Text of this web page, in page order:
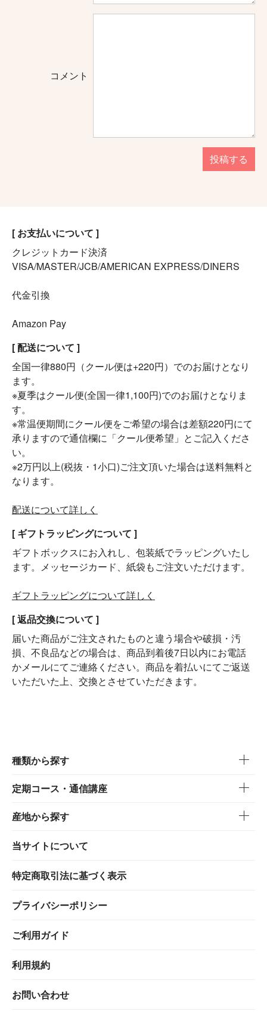
コメント
投稿する
[ お支払いについて ]
クレジットカード決済
VISA/MASTER/JCB/AMERICAN EXPRESS/DINERS
代金引換
Amazon Pay
[ 配送について ]
全国一律880円（クール便は+220円）でのお届けとなり
ます。
※夏季はクール便(全国一律1,100円)でのお届けとなりま
す。
※常温便期間にクール便をご希望の場合は差額220円にて
承りますので通信欄に「クール便希望」とご記入くださ
い。
※2万円以上(税抜・1小口)ご注文頂いた場合は送料無料と
なります。
配送について詳しく
[ ギフトラッピングについて ]
ギフトボックスにお入れし、包装紙でラッピングいたし
ます。メッセージカード、紙袋もご注文いただけます。
ギフトラッピングについて詳しく
[ 返品交換について ]
届いた商品がご注文されたものと違う場合や破損・汚
損、不良品などの場合は、商品到着後7日以内にお電話
かメールにてご連絡ください。商品を着払いにてご返送
いただいた上、交換とさせていただきます。
種類から探す
定期コース・通信講座
産地から探す
当サイトについて
特定商取引法に基づく表示
プライバシーポリシー
ご利用ガイド
利用規約
お問い合わせ